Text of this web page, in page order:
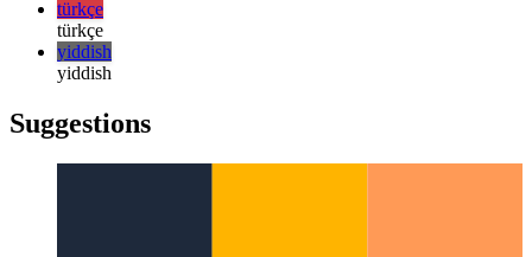
한국어
русский
русский
türkçe
yiddish
yiddish